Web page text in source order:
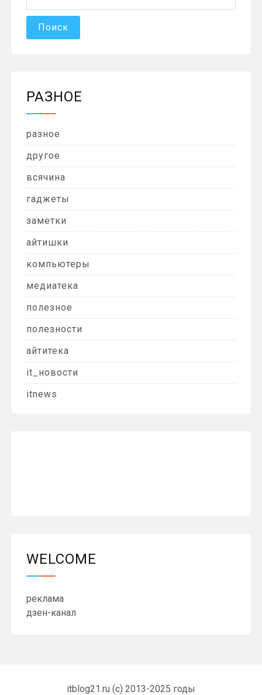
РАЗНОЕ
разное
другое
всячина
гаджеты
заметки
айтишки
компьютеры
медиатека
полезное
полезности
айтитека
it_новости
itnews
WELCOME
реклама
дзен-канал
itblog21.ru (c) 2013-2025 годы